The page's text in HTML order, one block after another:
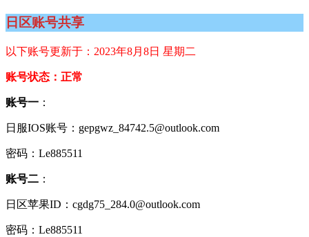
日区账号共享
以下账号更新于：2023年8月8日 星期二
账号状态：正常
账号一 ：
日服IOS账号：gepgwz_84742.5@outlook.com
密码：Le885511
账号二 ：
日区苹果ID：cgdg75_284.0@outlook.com
密码：Le885511